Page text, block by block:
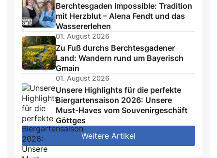
Berchtesgaden Impossible: Tradition
mit Herzblut – Alena Fendt und das
Wassererlehen
01. August 2026
Zu Fuß durchs Berchtesgadener
Land: Wandern rund um Bayerisch
Gmain
01. August 2026
Unsere Highlights für die perfekte
Biergartensaison 2026: Unsere
Must-Haves vom Souvenirgeschäft
Göttges
Weitere Artikel